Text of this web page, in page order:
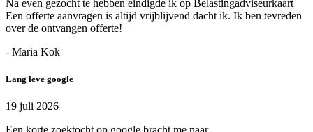
Na even gezocht te hebben eindigde ik op Belastingadviseurkaart
Een offerte aanvragen is altijd vrijblijvend dacht ik. Ik ben tevreden
over de ontvangen offerte!
- Maria Kok
Lang leve google
19 juli 2026